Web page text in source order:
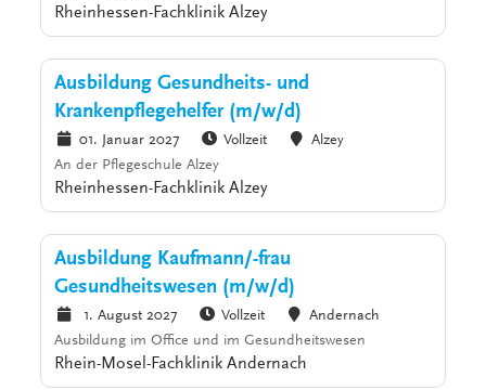
Rheinhessen-Fachklinik Alzey
Ausbildung Gesundheits- und
Krankenpflegehelfer (m/w/d)
01. Januar 2027 Vollzeit
Alzey
An der Pflegeschule Alzey
Rheinhessen-Fachklinik Alzey
Ausbildung Kaufmann/-frau
Gesundheitswesen (m/w/d)
1. August 2027 Vollzeit
Andernach
Ausbildung im Office und im Gesundheitswesen
Rhein-Mosel-Fachklinik Andernach